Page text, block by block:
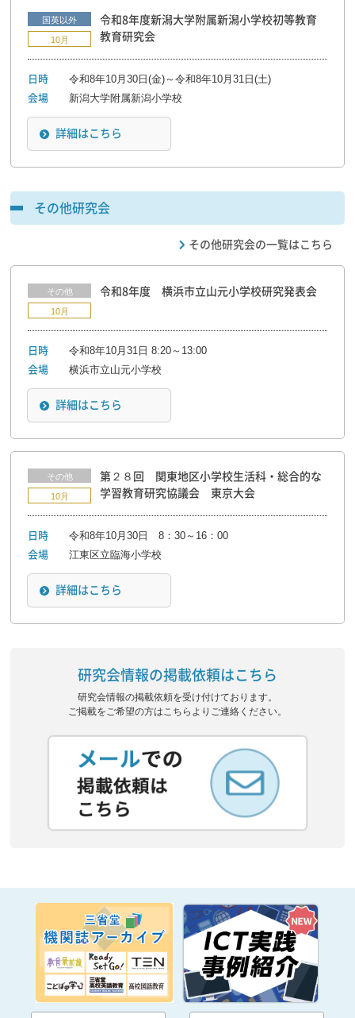
国英以外
10月
令和8年度新潟大学附属新潟小学校初等教育
教育研究会
日時 令和8年10月30日(金)～令和8年10月31日(土)
会場 新潟大学附属新潟小学校
詳細はこちら
その他研究会
その他研究会の一覧はこちら
その他
10月
令和8年度 横浜市立山元小学校研究発表会
日時 令和8年10月31日 8:20～13:00
会場 横浜市立山元小学校
詳細はこちら
その他
10月
第２８回 関東地区小学校生活科・総合的な
学習教育研究協議会 東京大会
日時 令和8年10月30日 8：30～16：00
会場 江東区立臨海小学校
詳細はこちら
研究会情報の掲載依頼はこちら
研究会情報の掲載依頼を受け付けております。
ご掲載をご希望の方はこちらよりご連絡ください。